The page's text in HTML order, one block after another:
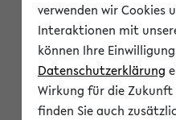
Bitte
verwenden wir Cookies
Interaktionen mit
können Ihre
Datenschutzerklärung
Wirkung für die
finden Sie auch